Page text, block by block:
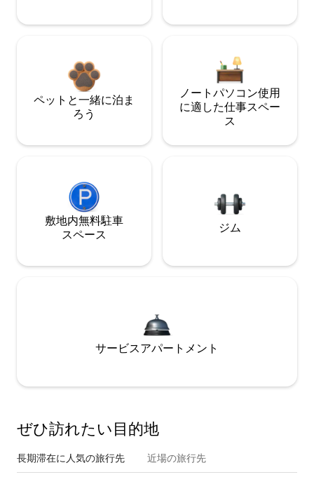
ペットと一緒に泊ま
ろう
ノートパソコン使用
に適した仕事スペー
ス
敷地内無料駐⁠車
ス⁠ペ⁠ー⁠ス
ジム
サービスアパートメント
ぜひ訪⁠れ⁠た⁠い目⁠的⁠地
長期滞在に人気の旅行先 近場の旅行先